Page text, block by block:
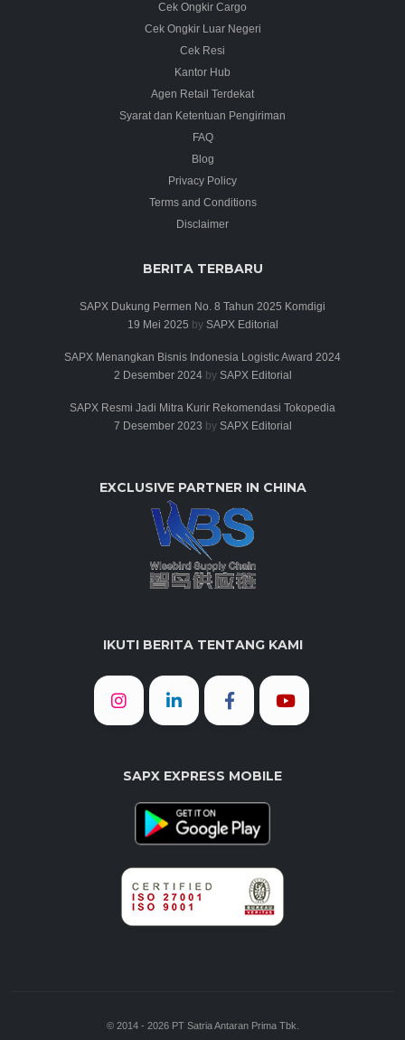
Cek Ongkir Cargo
Cek Ongkir Luar Negeri
Cek Resi
Kantor Hub
Agen Retail Terdekat
Syarat dan Ketentuan Pengiriman
FAQ
Blog
Privacy Policy
Terms and Conditions
Disclaimer
BERITA TERBARU
SAPX Dukung Permen No. 8 Tahun 2025 Komdigi
19 Mei 2025 by SAPX Editorial
SAPX Menangkan Bisnis Indonesia Logistic Award 2024
2 Desember 2024by SAPX Editorial
SAPX Resmi Jadi Mitra Kurir Rekomendasi Tokopedia
7 Desember 2023 by SAPX Editorial
EXCLUSIVE PARTNER IN CHINA
IKUTI BERITA TENTANG KAMI
SAPX EXPRESS MOBILE
© 2014 - 2026 PT Satria Antaran Prima Tbk.